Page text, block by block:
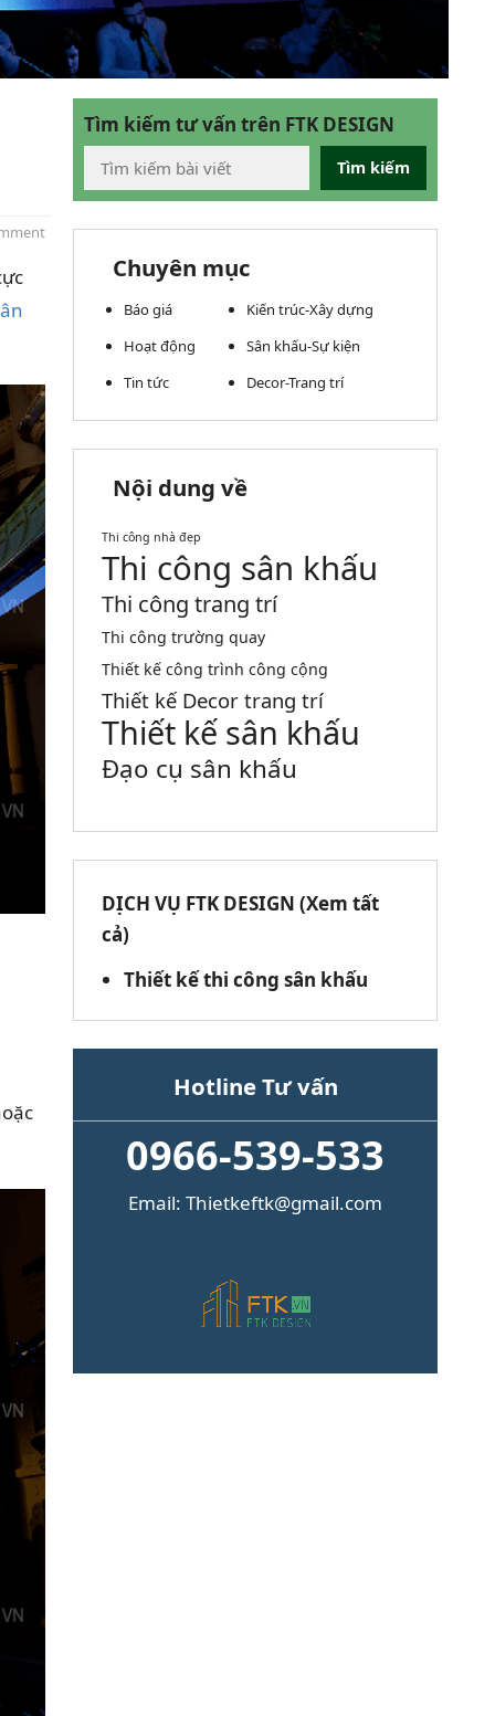
Tìm kiếm tư vấn trên FTK DESIGN
Tìm kiếm
Chuyên mục
Báo giá
Hoạt động
Tin tức
Kiến trúc-Xây dựng
Sân khấu-Sự kiện
Decor-Trang trí
Nội dung về
Thi công nhà đẹp
Thi công sân khấu
Thi công trang trí
Thi công trường quay
Thiết kế công trình công cộng
Thiết kế Decor trang trí
Thiết kế sân khấu
Đạo cụ sân khấu
DỊCH VỤ FTK DESIGN (Xem tất
cả)
Thiết kế thi công sân khấu
Hotline Tư vấn
0966-539-533
Email: Thietkeftk@gmail.com